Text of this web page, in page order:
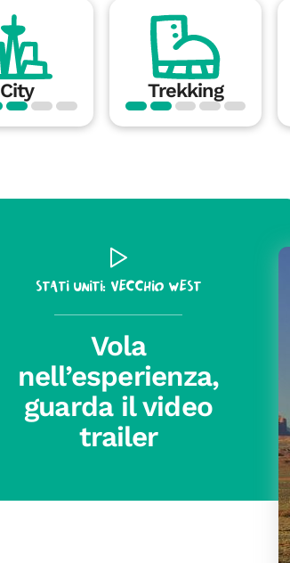
City Trekking
Stati Uniti: Vecchio West
Vola
nell’esperienza,
guarda il video
trailer